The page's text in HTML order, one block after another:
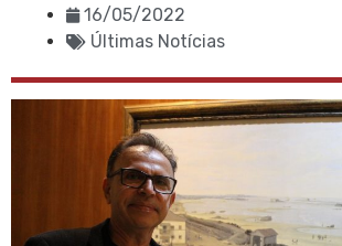
16/05/2022
Últimas Notícias